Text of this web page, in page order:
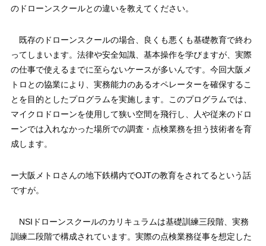
のドローンスクールとの違いを教えてください。
既存のドローンスクールの場合、良くも悪くも基礎教育で終わ
ってしまいます。法律や安全知識、基本操作を学びますが、実際
の仕事で使えるまでに至らないケースが多いんです。今回大阪メ
トロとの協業により、実務能力のあるオペレーターを確保するこ
とを目的としたプログラムを実施します。このプログラムでは、
マイクロドローンを使用して狭い空間を飛行し、人や従来のドロ
ーンでは入れなかった場所での調査・点検業務を担う技術者を育
成します。
ー大阪メトロさんの地下鉄構内でOJTの教育をされてるという話
ですが。
NSIドローンスクールのカリキュラムは基礎訓練三段階、実務
訓練二段階で構成されています。実際の点検業務従事を想定した